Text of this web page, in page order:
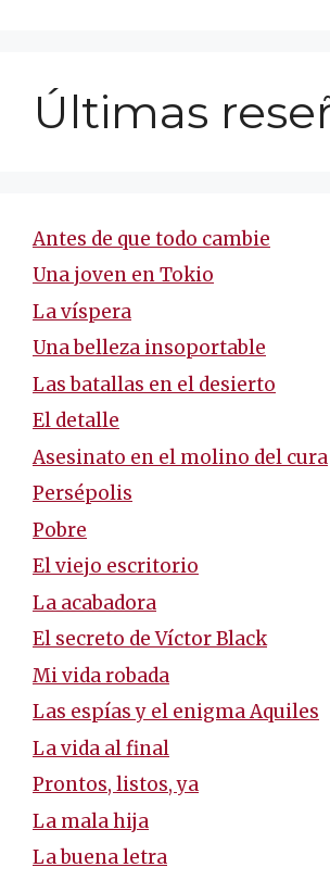
Últimas
Antes de que todo cambie
Una joven en Tokio
La víspera
Una belleza insoportable
Las batallas en el desierto
El detalle
Asesinato en el molino del cura
Persépolis
Pobre
El viejo escritorio
La acabadora
El secreto de Víctor Black
Mi vida robada
Las espías y el enigma Aquiles
La vida al final
Prontos, listos, ya
La mala hija
La buena letra